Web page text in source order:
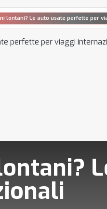
lontani? Le auto usate perfette per